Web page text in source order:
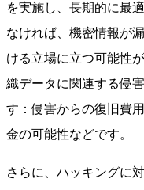
を実施し、長期的に最
なければ、機密情報が
ける立場に立つ可能性
織データに関連する侵
す：侵害からの復旧費
金の可能性などです。
さらに、ハッキングに